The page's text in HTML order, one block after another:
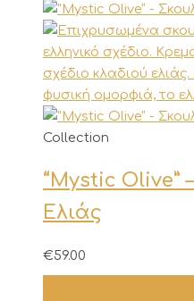
Collection
“Mystic Olive”
Ελιάς
€59.00
Αυτό
προϊόν
έχει
πολλαπλές
Οι